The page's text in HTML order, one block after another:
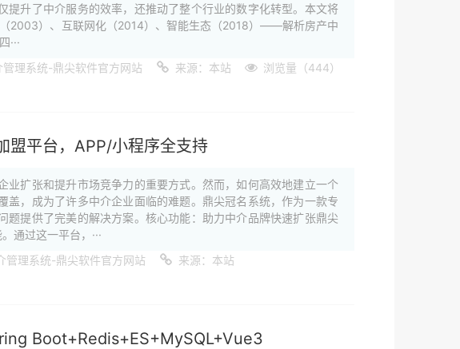
提升了中介服务的效率，还推动了整个行业的数字化转型。本文将
2003）、互联网化（2014）、智能生态（2018）——解析房产中
理系统-鼎尖软件官方网站 来源：本站
浏览量（444）
盟平台，APP/小程序全支持
业扩张和提升市场竞争力的重要方式。然而，如何高效地建立一个
盖，成为了许多中介企业面临的难题。鼎尖冠名系统，作为一款专
题提供了完美的解决方案。核心功能：助力中介品牌快速扩张鼎尖
通过这一平台，···
管理系统-鼎尖软件官方网站
来源：本站
Boot+Redis+ES+MySQL+Vue3